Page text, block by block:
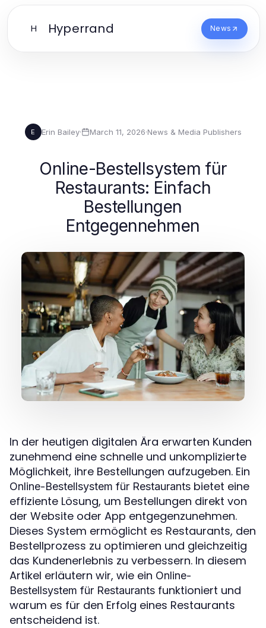
H Hyperrand News
E Erin Bailey· March 11, 2026·News & Media Publishers
Online-Bestellsystem für
Restaurants: Einfach
Bestellungen
Entgegennehmen
In der heutigen digitalen Ära erwarten Kunden
zunehmend eine schnelle und unkomplizierte
Möglichkeit, ihre Bestellungen aufzugeben. Ein
Online-Bestellsystem für Restaurants bietet eine
effiziente Lösung, um Bestellungen direkt von
der Website oder App entgegenzunehmen.
Dieses System ermöglicht es Restaurants, den
Bestellprozess zu optimieren und gleichzeitig
das Kundenerlebnis zu verbessern. In diesem
Artikel erläutern wir, wie ein Online-
Bestellsystem für Restaurants funktioniert und
warum es für den Erfolg eines Restaurants
entscheidend ist.